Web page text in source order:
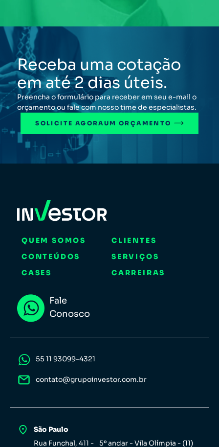
Receba uma cotação
em até 2 dias úteis.
Preencha o formulário para receber em seu e-mail o
orçamento ou fale com nosso time de especialistas.
SOLICITE AGORA UM ORÇAMENTO
QUEM SOMOS
CLIENTES
CONTEÚDOS
SERVIÇOS
CASES
CARREIRAS
Fale
Conosco
55 11 93099-4321
contato@grupoinvestor.com.br
São Paulo
Rua Funchal, 411 - 5º andar - Vila Olímpia - (11)